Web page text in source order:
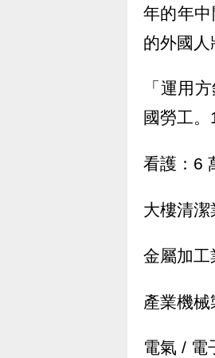
年的年
的外國人
「運用
國勞工
看護：6
大樓清潔
金屬加工
產業機
電氣 / 電